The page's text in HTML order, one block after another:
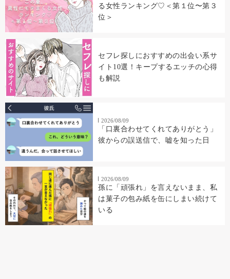
る女性ランキング♡＜第１位〜第３
位＞
セフレ探しにおすすめの出会い系サ
イト10選！キープするエッチの心得
も解説
2026/08/09
「口裏合わせてくれてありがとう」
彼からの誤送信で、嘘を知った日
2026/08/09
孫に「頑張れ」を言えないまま、私
は菓子の包み紙を缶にしまい続けて
いる